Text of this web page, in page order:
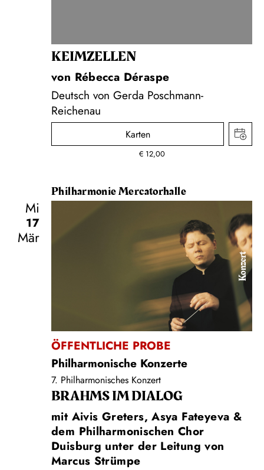
KEIM­ZELLEN
von Rébecca Déraspe
Deutsch von Gerda Poschmann-
Reichenau
Karten
€ 12,00
Philharmonie Mercatorhalle
Mi
17
Mär
Konzert
ÖFFENTLICHE PROBE
Philharmonische Konzerte
7. Philharmonisches Konzert
BRAHMS IM DIALOG
mit Aivis Greters, Asya Fateyeva &
dem Philharmonischen Chor
Duisburg unter der Leitung von
Marcus Strümpe